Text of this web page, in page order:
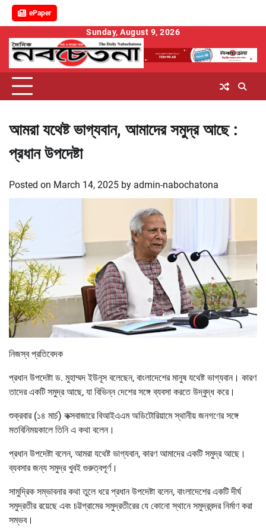
ePaper
content
Sunday, August 9, 2026
আমরা যথেষ্ট ভাগ্যবান, আমাদের সমুদ্র আছে :
প্রধান উপদেষ্টা
Posted on March 14, 2025 by admin-nabochatona
নিজস্ব প্রতিবেদক
প্রধান উপদেষ্টা ড. মুহাম্মদ ইউনূস বলেছেন, বাংলাদেশের মানুষ যথেষ্ট ভাগ্যবান। কারণ
তাদের একটি সমুদ্র আছে, যা বিভিন্ন দেশের সঙ্গে ব্যবসা করতে উদ্বুদ্ধ করে।
শুক্রবার (১৪ মার্চ) কক্সবাজারে বিআইএএম অডিটোরিয়ামে স্থানীয় জনগণের সঙ্গে
মতবিনিময়কালে তিনি এ কথা বলেন।
প্রধান উপদেষ্টা বলেন, আমরা যথেষ্ট ভাগ্যবান, কারণ আমাদের একটি সমুদ্র আছে।
ব্যবসার জন্য সমুদ্র খুবই গুরুত্বপূর্ণ।
সামুদ্রিক সম্ভাবনার কথা তুলে ধরে প্রধান উপদেষ্টা বলেন, বাংলাদেশের একটি দীর্ঘ
সমুদ্রতীর রয়েছে এবং চট্টগ্রামের সমুদ্রতীরের যে কোনো স্থানে সমুদ্রবন্দর নির্মাণ করা
সম্ভব।